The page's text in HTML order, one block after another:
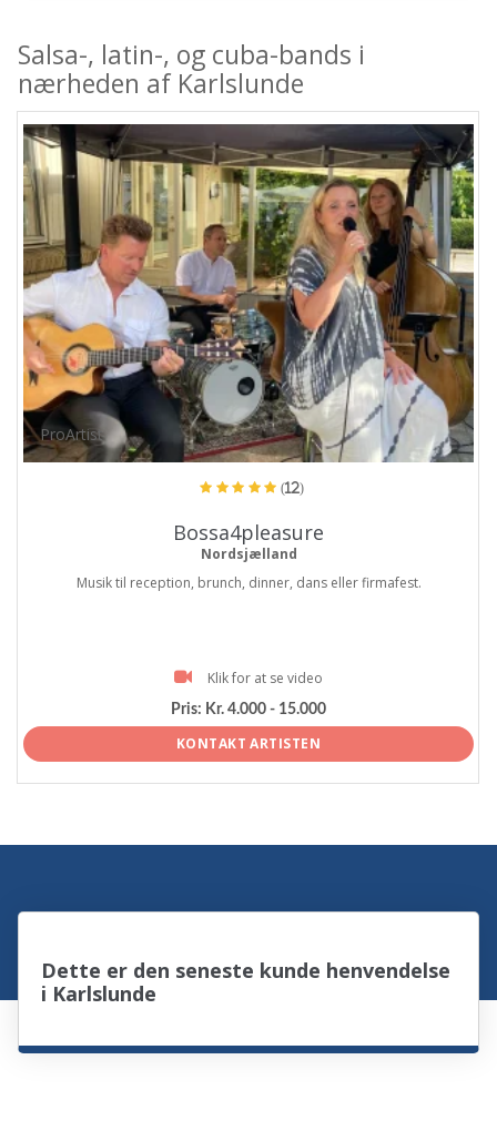
Salsa-, latin-, og cuba-bands i
nærheden af Karlslunde
ProArtist
(12)
Bossa4pleasure
Nordsjælland
Musik til reception, brunch, dinner, dans eller firmafest.
Klik for at se video
Pris: Kr. 4.000 - 15.000
KONTAKT ARTISTEN
Dette er den seneste kunde henvendelse
i Karlslunde